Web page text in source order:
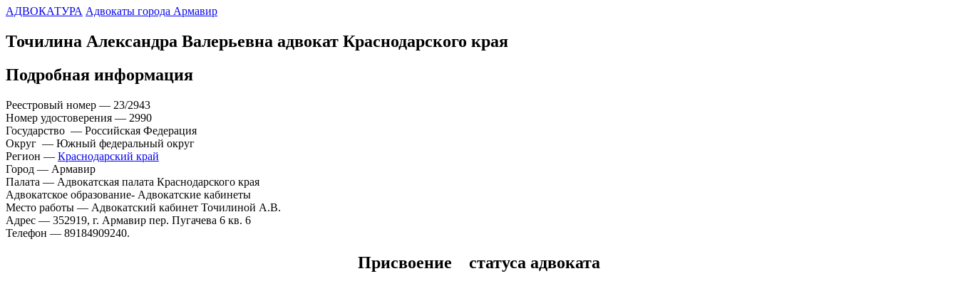
АДВОКАТУРА Адвокаты города Армавир
Точилина Александра Валерьевна адвокат Краснодарского края
Подробная информация
Реестровый номер — 23/2943
Номер удостоверения — 2990
Государство — Российская Федерация
Округ — Южный федеральный округ
Регион — Краснодарский край
Город — Армавир
Палата — Адвокатская палата Краснодарского края
Адвокатское образование- Адвокатские кабинеты
Место работы — Адвокатский кабинет Точилиной А.В.
Адрес — 352919, г. Армавир пер. Пугачева 6 кв. 6
Телефон — 89184909240.
Присвоение статуса адвоката